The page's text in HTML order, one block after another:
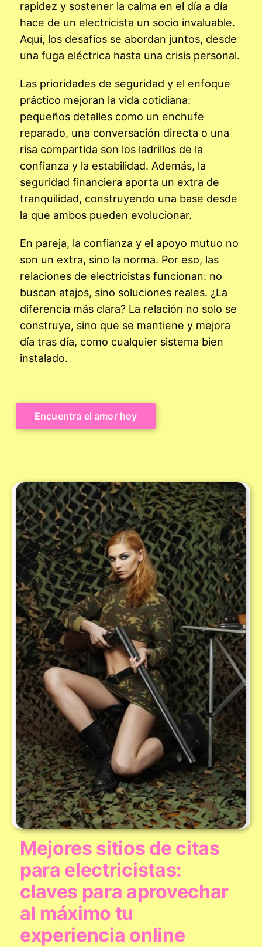
rapidez y sostener la calma en el día a día
hace de un electricista un socio invaluable.
Aquí, los desafíos se abordan juntos, desde
una fuga eléctrica hasta una crisis personal.
Las prioridades de seguridad y el enfoque
práctico mejoran la vida cotidiana:
pequeños detalles como un enchufe
reparado, una conversación directa o una
risa compartida son los ladrillos de la
confianza y la estabilidad. Además, la
seguridad financiera aporta un extra de
tranquilidad, construyendo una base desde
la que ambos pueden evolucionar.
En pareja, la confianza y el apoyo mutuo no
son un extra, sino la norma. Por eso, las
relaciones de electricistas funcionan: no
buscan atajos, sino soluciones reales. ¿La
diferencia más clara? La relación no solo se
construye, sino que se mantiene y mejora
día tras día, como cualquier sistema bien
instalado.
Encuentra el amor hoy
Mejores sitios de citas
para electricistas:
claves para aprovechar
al máximo tu
experiencia online